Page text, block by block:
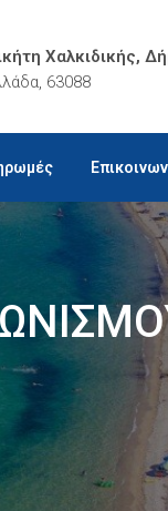
Χαλκιδικής,
63088